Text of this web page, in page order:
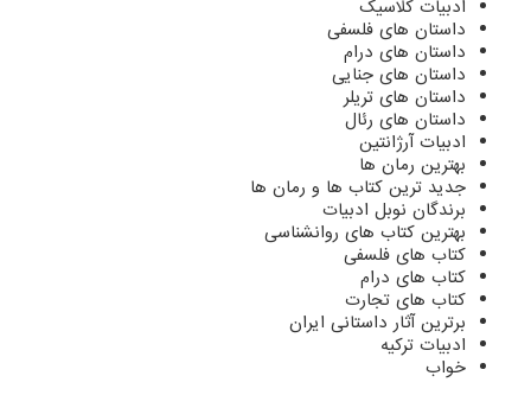
ادبیات کلاسیک
داستان های فلسفی
داستان های درام
داستان های جنایی
داستان های تریلر
داستان های رئال
ادبیات آرژانتین
بهترین رمان ها
جدید ترین کتاب ها و رمان ها
برندگان نوبل ادبیات
بهترین کتاب های روانشناسی
کتاب های فلسفی
کتاب های درام
کتاب های تجارت
برترین آثار داستانی ایران
ادبیات ترکیه
خواب